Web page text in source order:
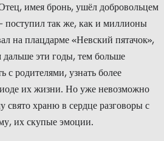
имея бронь, ушёл добровольцем
поступил так же, как и миллионы
на плацдарме «Невский пятачок»,
эти годы, тем больше
с родителями, узнать более
их жизни. Но уже невозможно
свято храню в сердце разговоры с
их скупые эмоции.